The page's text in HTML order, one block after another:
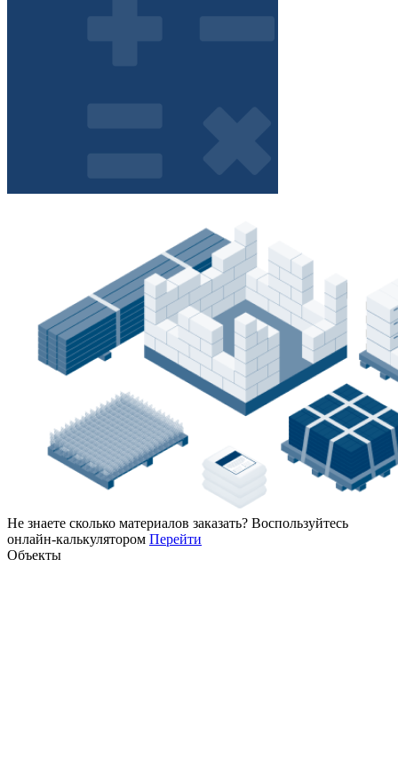
Не знаете сколько материалов заказать? Воспользуйтесь
онлайн-калькулятором Перейти
Объекты